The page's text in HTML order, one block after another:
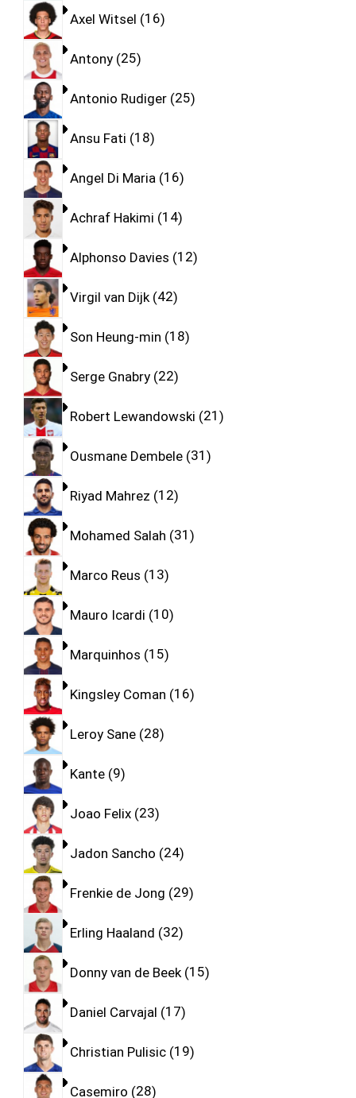
Axel Witsel 16
Antony 25
Antonio Rudiger 25
Ansu Fati 18
Angel Di Maria 16
Achraf Hakimi 14
Alphonso Davies 12
Virgil van Dijk 42
Son Heung-min 18
Serge Gnabry 22
Robert Lewandowski 21
Ousmane Dembele 31
Riyad Mahrez 12
Mohamed Salah 31
Marco Reus 13
Mauro Icardi 10
Marquinhos 15
Kingsley Coman 16
Leroy Sane 28
Kante 9
Joao Felix 23
Jadon Sancho 24
Frenkie de Jong 29
Erling Haaland 32
Donny van de Beek 15
Daniel Carvajal 17
Christian Pulisic 19
Casemiro 28